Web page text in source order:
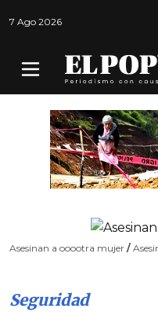
7 Ago 2026
Asesinan a ooootra mujer /
Seguridad